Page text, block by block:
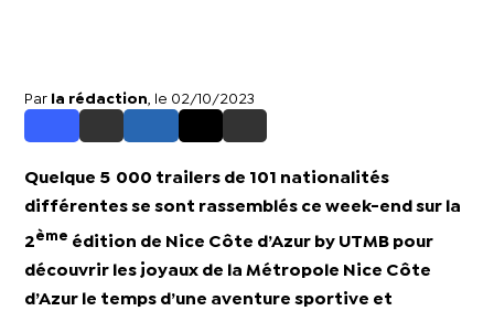
Par la rédaction , le 02/10/2023
Quelque 5 000 trailers de 101 nationalités
différentes se sont rassemblés ce week-end sur la
2ème édition de Nice Côte d’Azur by UTMB pour
découvrir les joyaux de la Métropole Nice Côte
d’Azur le temps d’une aventure sportive et